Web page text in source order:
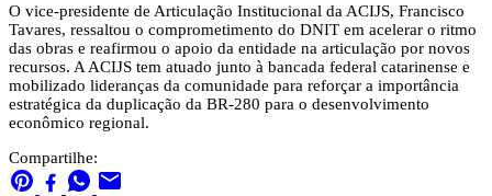
O vice-presidente de Articulação Institucional da ACIJS, Francisco
Tavares, ressaltou o comprometimento do DNIT em acelerar o ritmo
das obras e reafirmou o apoio da entidade na articulação por novos
recursos. A ACIJS tem atuado junto à bancada federal catarinense e
mobilizado lideranças da comunidade para reforçar a importância
estratégica da duplicação da BR-280 para o desenvolvimento
econômico regional.
Compartilhe: